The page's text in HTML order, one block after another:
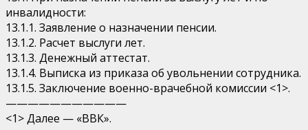
инвалидности:
13.1.1. Заявление о назначении пенсии.
13.1.2. Расчет выслуги лет.
13.1.3. Денежный аттестат.
13.1.4. Выписка из приказа об увольнении сотрудника.
13.1.5. Заключение военно-врачебной комиссии <1>.
———————————
<1> Далее — «ВВК».